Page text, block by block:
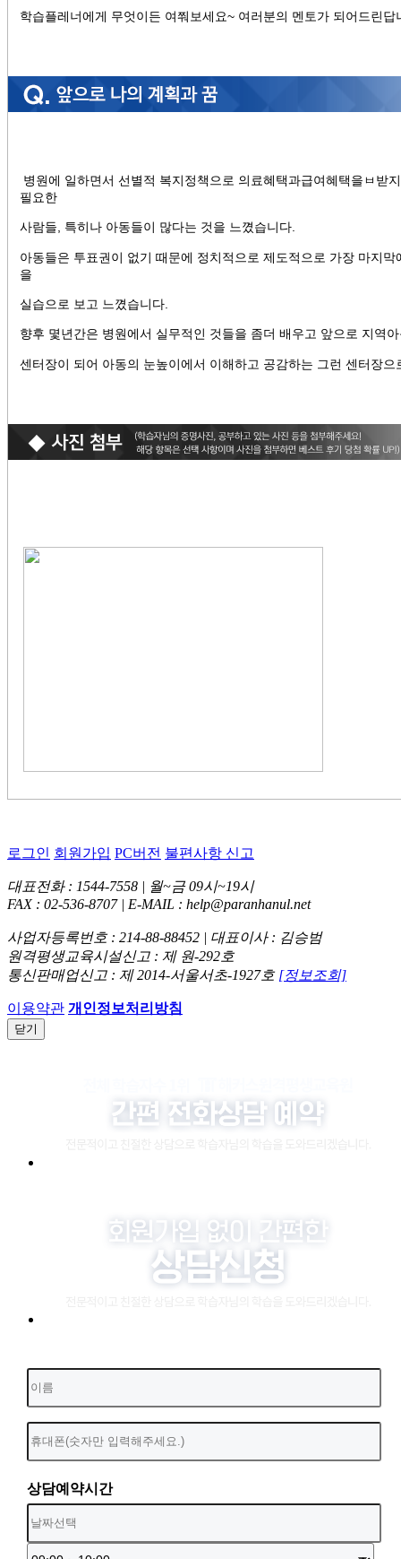
학습플레너에게 무엇이든 여쭤보세요~ 여러분의 멘토가 되어드린답
병원에 일하면서 선별적 복지정책으로 의료혜택과급여혜택을ㅂ받
필요한
사람들, 특히나 아동들이 많다는 것을 느꼈습니다.
아동들은 투표권이 없기 때문에 정치적으로 제도적으로 가장 마지
을
실습으로 보고 느꼈습니다.
향후 몇년간은 병원에서 실무적인 것들을 좀더 배우고 앞으로 지역
센터장이 되어 아동의 눈높이에서 이해하고 공감하는 그런 센터장
로그인 회원가입 PC버전 불편사항 신고
대표전화 : 1544-7558 | 월~금 09시~19시
FAX : 02-536-8707 | E-MAIL : help@paranhanul.net
사업자등록번호 : 214-88-88452 | 대표이사 : 김승범
원격평생교육시설신고 : 제 원-292호
통신판매업신고 : 제 2014-서울서초-1927호 [정보조회]
이용약관 개인정보처리방침
닫기
상담예약시간